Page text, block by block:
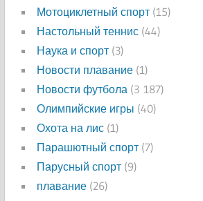
Мотоциклетный спорт (15)
Настольный теннис (44)
Наука и спорт (3)
Новости плавание (1)
Новости футбола (3 187)
Олимпийские игры (40)
Охота на лис (1)
Парашютный спорт (7)
Парусный спорт (9)
плавание (26)